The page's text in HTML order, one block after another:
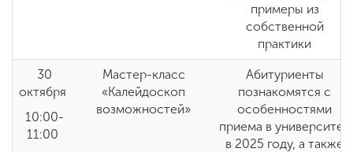
примеры из
собственной
практики
30
октября
10:00-
11:00
Мастер-класс
«Калейдоскоп
возможностей»
Абитуриенты
познакомятся с
особенностями
приема в университет
в 2025 году, а также